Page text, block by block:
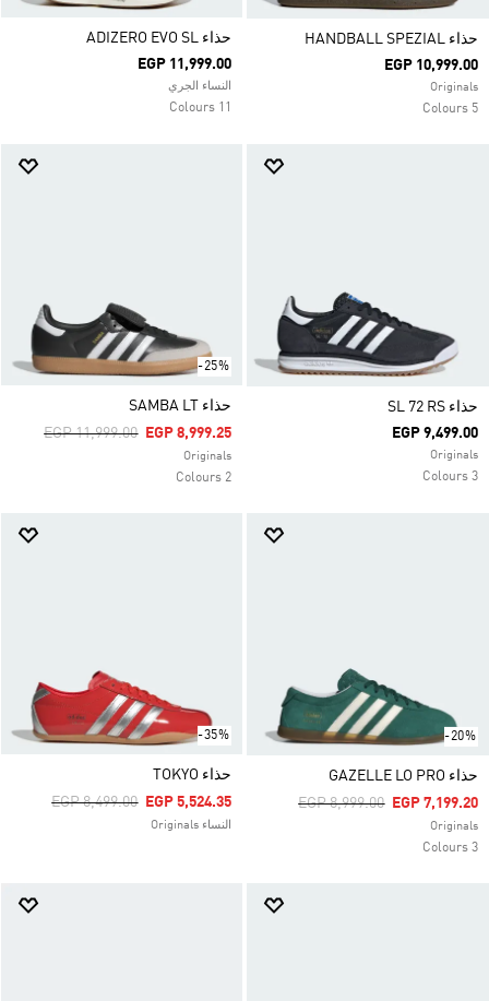
حذاء HANDBALL SPEZIAL
EGP 10,999.00
Originals
5 Colours
حذاء ADIZERO EVO SL
EGP 11,999.00
النساء الجري
11 Colours
حذاء SL 72 RS
EGP 9,499.00
Originals
3 Colours
-25%
حذاء SAMBA LT
Price Reduced From
EGP 11,999.00ToEGP 8,999.25
Originals
2 Colours
-20%
حذاء GAZELLE LO PRO
Price Reduced From
EGP 8,999.00ToEGP 7,199.20
Originals
3 Colours
-35%
حذاء TOKYO
Price Reduced From
EGP 8,499.00ToEGP 5,524.35
النساء Originals